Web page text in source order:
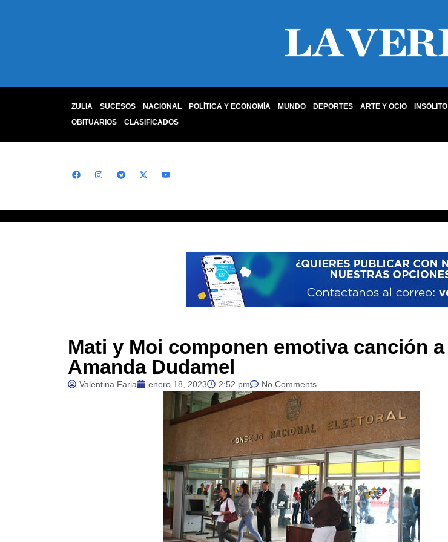
ZULIA SUCESOS NACIONAL POLÍTICA Y ECONOMÍA MUNDO DEPORTES ARTE Y OCIO INSÓLITO
OBITUARIOS
CLASIFICADOS
Mati y Moi componen emotiva canción a
Amanda Dudamel
Valentina Faria enero 18, 2023 2:52 pm No Comments